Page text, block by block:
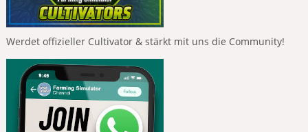
Werdet offizieller Cultivator & stärkt mit uns die Community!